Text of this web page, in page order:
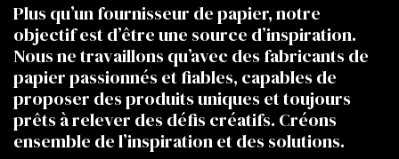
Plus qu’un fournisseur de papier, notre
objectif est d’être une source d’inspiration.
Nous ne travaillons qu’avec des fabricants de
papier passionnés et fiables, capables de
proposer des produits uniques et toujours
prêts à relever des défis créatifs. Créons
ensemble de l’inspiration et des solutions.